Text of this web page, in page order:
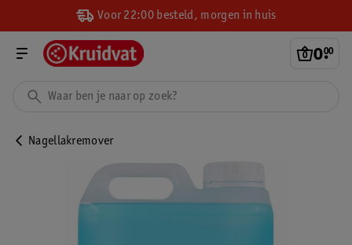
Voor 22:00 besteld, morgen in huis
0.
00
Nagellakremover